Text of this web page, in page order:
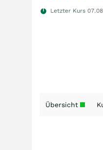
Letzter Kurs
Übersicht